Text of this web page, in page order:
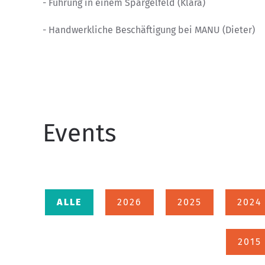
- Führung in einem Spargelfeld (Klara)
- Handwerkliche Beschäftigung bei MANU (Dieter)
Events
ALLE 2026 2025 2024
2015